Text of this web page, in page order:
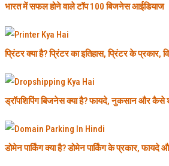
भारत में सफल होने वाले टॉप 100 बिजनेस आईडियाज
प्रिंटर क्या है? प्रिंटर का इतिहास, प्रिंटर के प्रकार,
ड्रॉपशिपिंग बिजनेस क्या है? फायदे, नुकसान और
डोमेन पार्किंग क्या है? डोमेन पार्किंग के प्रकार,